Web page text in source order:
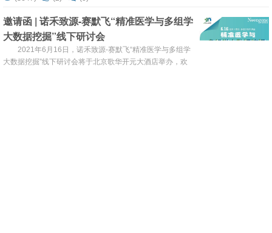
和规范健康医疗大数据应用发展的指导意见》,以此规范和推
动健康医疗大数据融合共享、开放应用，意在促进医疗、医
保、医药数据联动，完善疾...
邀请函 | 诺禾致源-赛默飞“精准医学与多组学
大数据挖掘”线下研讨会
2021年6月16日，诺禾致源-赛默飞“精准医学与多组学
大数据挖掘”线下研讨会将于北京歌华开元大酒店举办，欢